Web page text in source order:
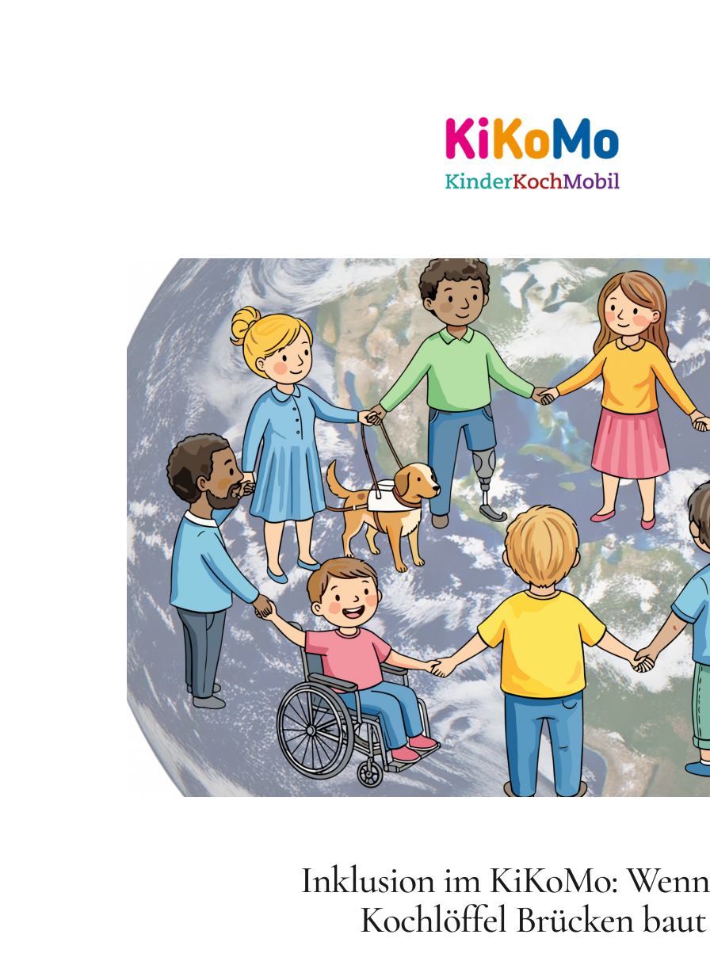
Kinderkochmobil KiKoMo Karlsruhe
Inklusion im KiKoMo:
Kochlöffel Brücken baut